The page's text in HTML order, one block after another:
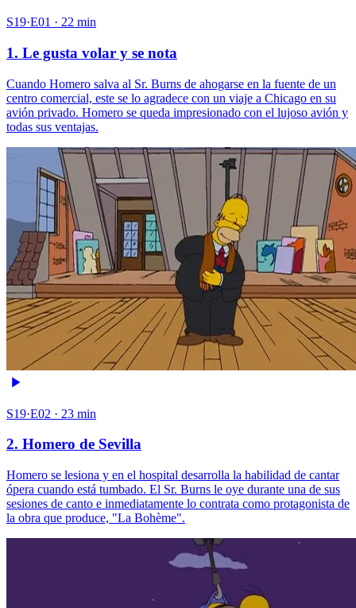
S19·E01 · 22 min
1. Le gusta volar y se nota
Cuando Homero salva al Sr. Burns de ahogarse en la fuente de un
centro comercial, este se lo agradece con un viaje a Chicago en su
avión privado. Homero se queda impresionado con el lujoso avión y
todas sus ventajas.
S19·E02 · 23 min
2. Homero de Sevilla
Homero se lesiona y en el hospital desarrolla la habilidad de cantar
ópera cuando está tumbado. El Sr. Burns le oye durante una de sus
sesiones de canto e inmediatamente lo contrata como protagonista de
la obra que produce, "La Bohème".